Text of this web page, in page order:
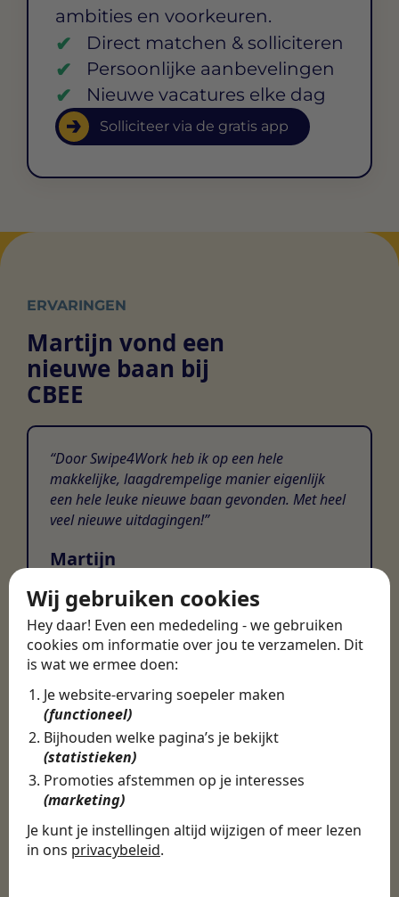
Wij gebruiken cookies
Hey daar! Even een mededeling - we gebruiken
cookies om informatie over jou te verzamelen. Dit
is wat we ermee doen:
Je website-ervaring soepeler maken
(functioneel)
Bijhouden welke pagina’s je bekijkt
(statistieken)
Promoties afstemmen op je interesses
(marketing)
Je kunt je instellingen altijd wijzigen of meer lezen
in ons privacybeleid.
ambities en voorkeuren.
Direct matchen & solliciteren
Persoonlijke aanbevelingen
Nieuwe vacatures elke dag
Solliciteer via de gratis app
ERVARINGEN
Martijn vond een
nieuwe baan bij
CBEE
Door Swipe4Work heb ik op een hele
makkelijke, laagdrempelige manier eigenlijk
een hele leuke nieuwe baan gevonden. Met heel
veel nieuwe uitdagingen!
Martijn
Certinia Consultant